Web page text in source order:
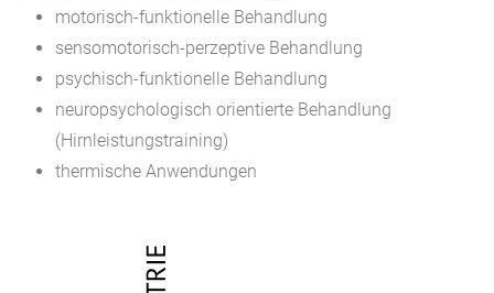
motorisch-funktionelle Behandlung
sensomotorisch-perzeptive Behandlung
psychisch-funktionelle Behandlung
neuropsychologisch orientierte Behandlung
(Hirnleistungstraining)
thermische Anwendungen